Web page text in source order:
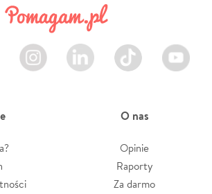
Instagram LinkedIn TikTok Youtube
O nas
Opinie
Raporty
Za darmo